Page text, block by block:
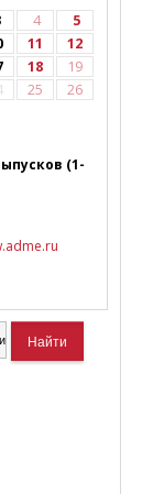
4
5
11
12
18
19
25
26
(1-